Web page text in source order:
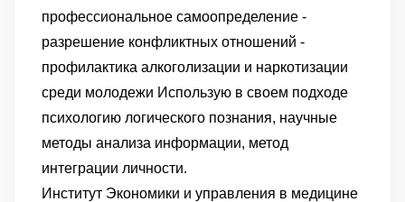
профессиональное самоопределение -
разрешение конфликтных отношений -
профилактика алкоголизации и наркотизации
среди молодежи Использую в своем подходе
психологию логического познания, научные
методы анализа информации, метод
интеграции личности.
Институт Экономики и управления в медицине